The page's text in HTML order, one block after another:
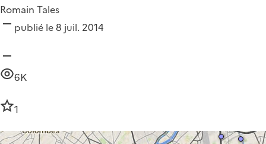
Romain Tales
publié le 8 juil. 2014
6K
1